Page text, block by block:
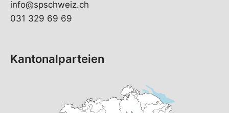
info@spschweiz.ch
031 329 69 69
Kantonalparteien